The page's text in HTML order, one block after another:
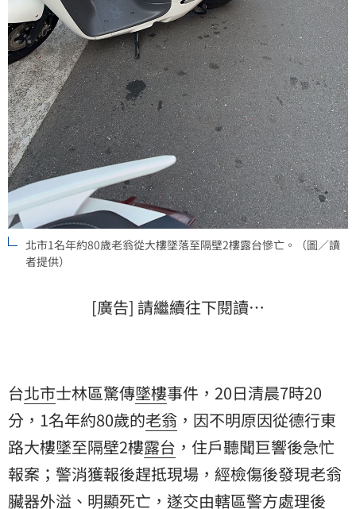
北市1名年約80歲老翁從大樓墜落至隔壁2樓露台慘亡。（圖／讀
者提供）
[廣告] 請繼續往下閱讀…
台北市士林區驚傳墜樓事件，20日清晨7時20
分，1名年約80歲的老翁 ，因不明原因從德行東
路大樓墜至隔壁2樓露台 ，住戶聽聞巨響後急忙
報案；警消獲報後趕抵現場，經檢傷後發現老翁
臟器外溢 、明顯死亡，遂交由轄區警方處理後